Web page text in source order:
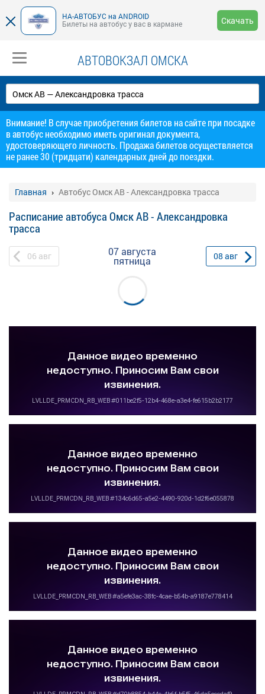
НА-АВТОБУС на ANDROID
Билеты на автобус у вас в кармане
Скачать
АВТОВОКЗАЛ ОМСКА
Внимание! В случае приобретения билетов на сайте при посадке
в автобус необходимо иметь оригинал документа,
удостоверяющего личность. Продажа билетов осуществляется
не ранее 30 (тридцати) календарных дней до поездки.
Главная Автобус Омск АВ - Александровка трасса
Расписание автобуса Омск АВ - Александровка
трасса
06 авг 07 августа
пятница 08 авг